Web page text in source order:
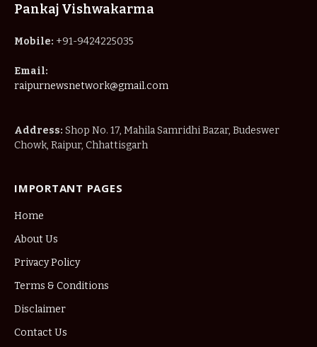
Pankaj Vishwakarma
Mobile: +91-9424225035
Email:
raipurnewsnetwork@gmail.com
Address: Shop No. 17, Mahila Samridhi Bazar, Budeswer
Chowk, Raipur, Chhattisgarh
IMPORTANT PAGES
Home
About Us
Privacy Policy
Terms & Conditions
Disclaimer
Contact Us